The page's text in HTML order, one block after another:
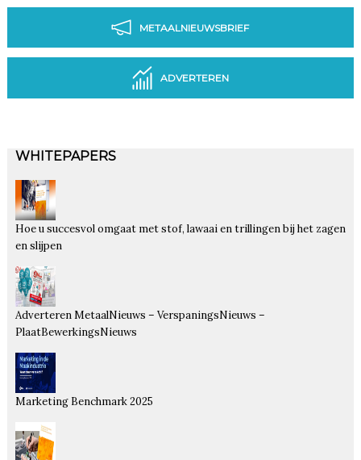
METAALNIEUWSBRIEF
ADVERTEREN
WHITEPAPERS
Hoe u succesvol omgaat met stof, lawaai en trillingen bij het zagen
en slijpen
Adverteren MetaalNieuws – VerspaningsNieuws –
PlaatBewerkingsNieuws
Marketing Benchmark 2025